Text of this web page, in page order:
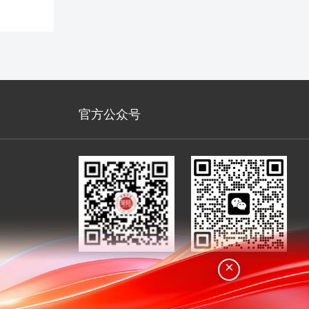
官方公众号
华师经纪订阅号 微信在线客服
×